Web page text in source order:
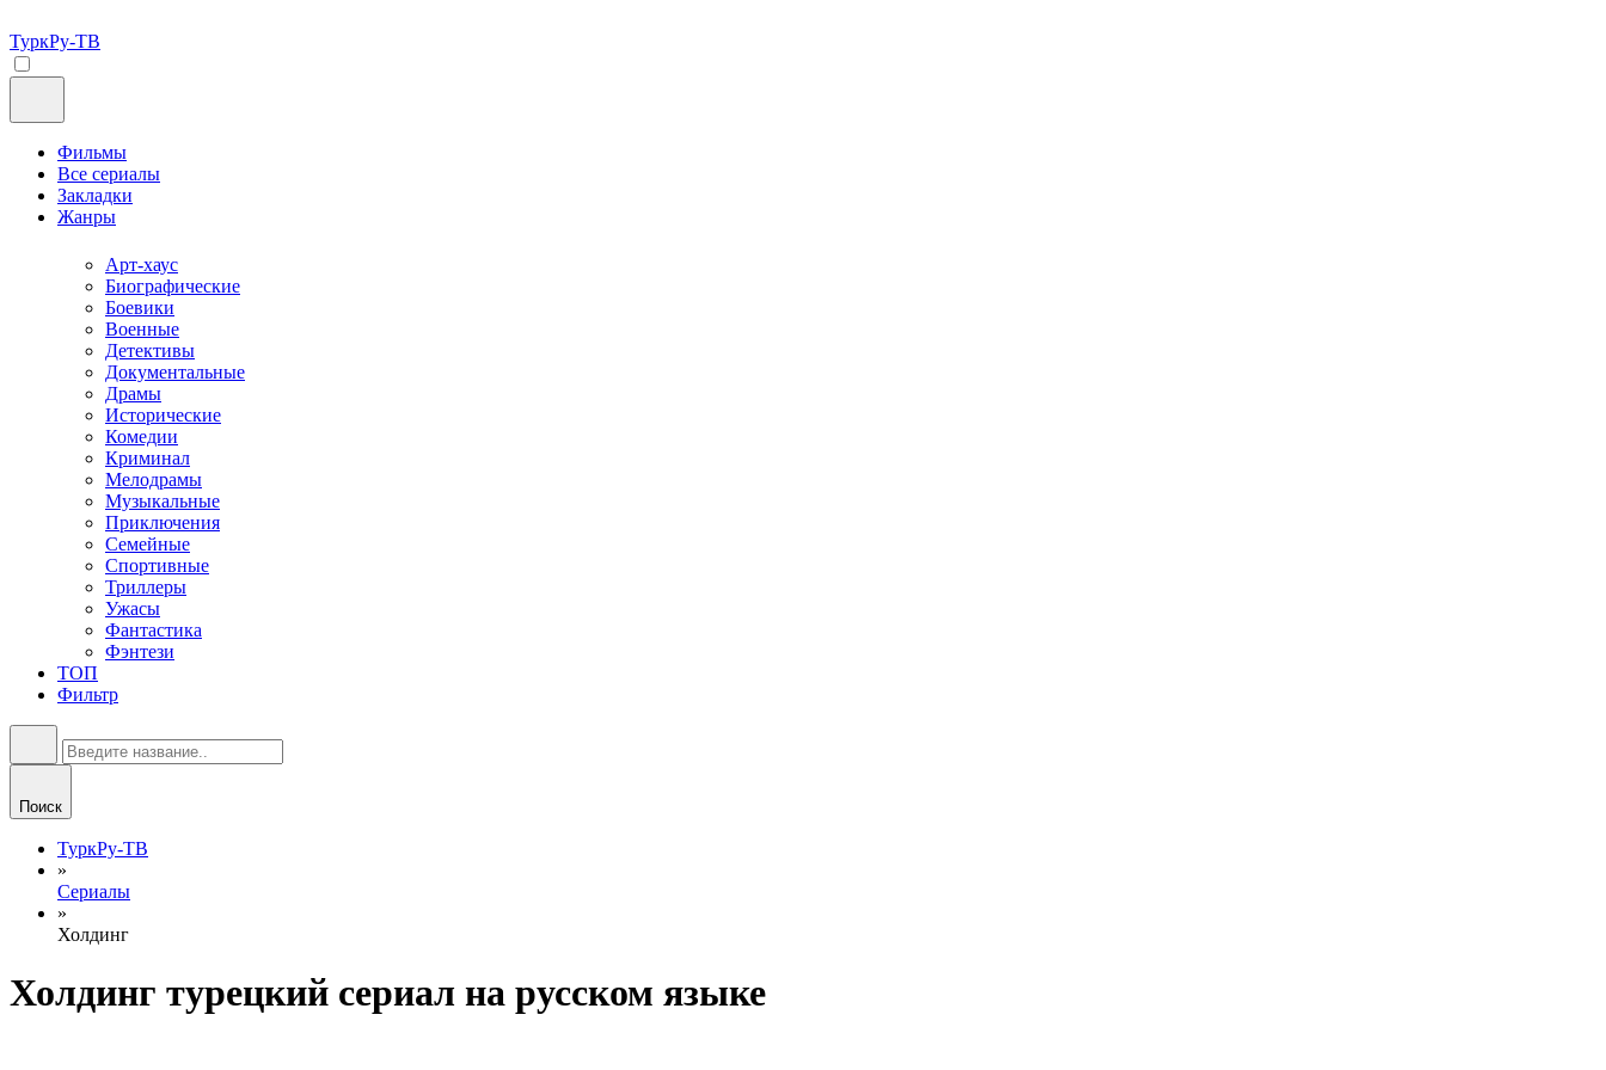
ТуркРу-ТВ
Фильмы
Все сериалы
Закладки
Жанры
Арт-хаус
Биографические
Боевики
Военные
Детективы
Документальные
Драмы
Исторические
Комедии
Криминал
Мелодрамы
Музыкальные
Приключения
Семейные
Спортивные
Триллеры
Ужасы
Фантастика
Фэнтези
ТОП
Фильтр
Поиск
ТуркРу-ТВ
»
Сериалы
»
Холдинг
Холдинг турецкий сериал на русском языке